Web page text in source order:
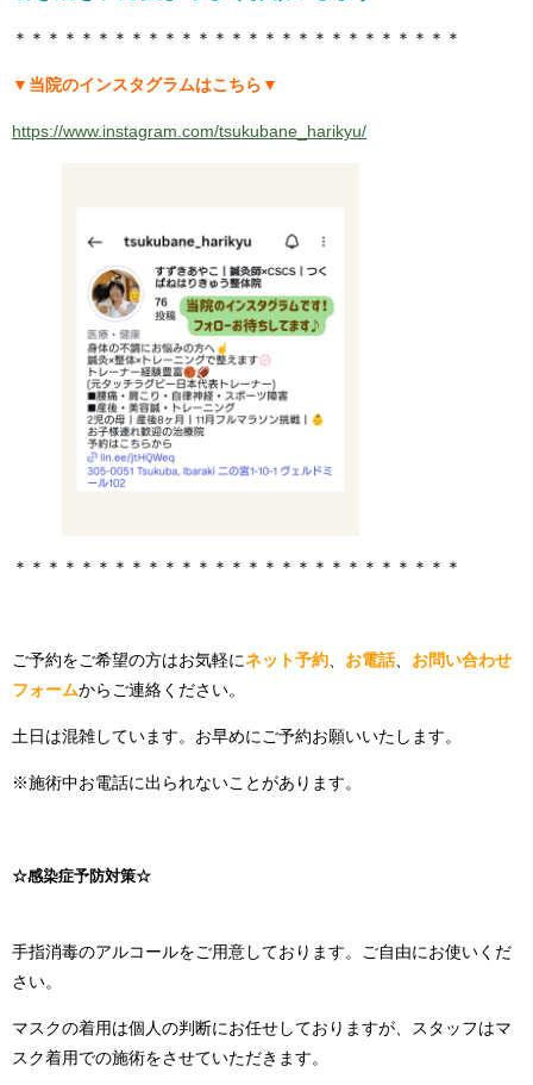
＊＊＊＊＊＊＊＊＊＊＊＊＊＊＊＊＊＊＊＊＊＊＊＊＊＊＊
▼当院のインスタグラムはこちら▼
https://www.instagram.com/tsukubane_harikyu/
＊＊＊＊＊＊＊＊＊＊＊＊＊＊＊＊＊＊＊＊＊＊＊＊＊＊＊
ご予約をご希望の方はお気軽にネット予約 お電話、 お問い合わせ
フォームからご連絡ください。
土日は混雑しています。お早めにご予約お願いいたします。
※施術中お電話に出られないことがあります。
☆感染症予防対策☆
手指消毒のアルコールをご用意しております。ご自由にお使いくだ
さい。
マスクの着用は個人の判断にお任せしておりますが、スタッフはマ
スク着用での施術をさせていただきます。